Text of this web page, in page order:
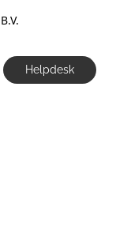
Helpdesk